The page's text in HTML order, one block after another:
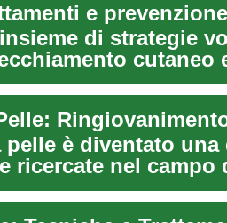
e prevenzione
di strategie
cutaneo
è diventato una
ricercate nel campo